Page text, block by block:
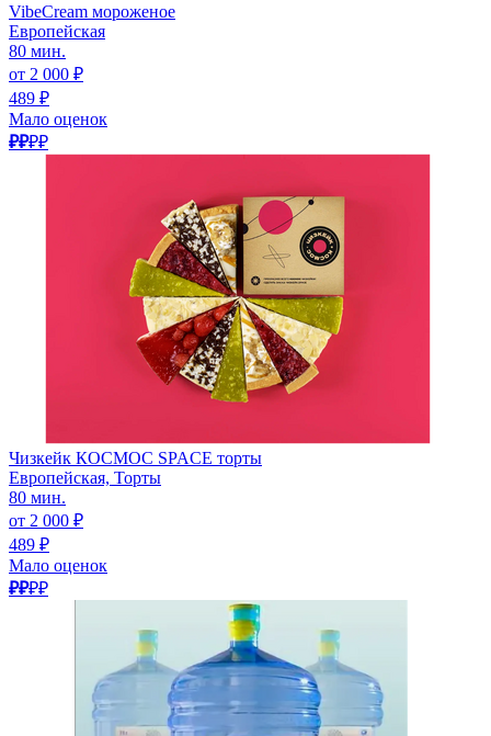
VibeCream мороженое
Европейская
80 мин.
от 2 000 ₽
489 ₽
Мало оценок
₽₽₽₽
Чизкейк КОСМОС SPACE торты
Европейская, Торты
80 мин.
от 2 000 ₽
489 ₽
Мало оценок
₽₽₽₽